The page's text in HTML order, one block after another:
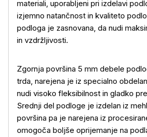
Več o izdelku
materiali, uporabljeni pri izdelavi
izjemno natančnost in kvaliteto
podloga je zasnovana, da nudi
in vzdržljivosti.
Zgornja površina 5 mm debele
trda, narejena je iz specialno
nudi visoko fleksibilnost in gladko
Srednji del podloge je izdelan iz
površina pa je narejena iz
omogoča boljše oprijemanje na